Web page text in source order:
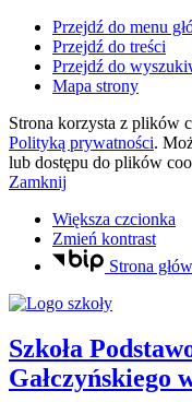
Przejdź do menu
Przejdź do treści
Przejdź do
Mapa strony
Strona korzysta z plików
Polityką prywatności.
lub dostępu do plików
Zamknij
Większa czcionka
Zmień kontrast
Strona
Szkoła
Gałczyńskiego